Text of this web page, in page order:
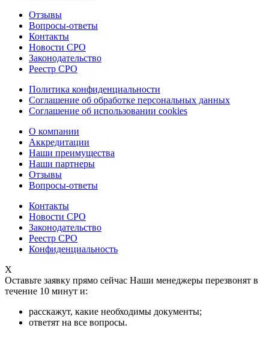
Отзывы
Вопросы-ответы
Контакты
Новости СРО
Законодательство
Реестр СРО
Политика конфиденциальности
Соглашение об обработке персональных данных
Соглашение об использовании cookies
О компании
Аккредитации
Наши преимущества
Наши партнеры
Отзывы
Вопросы-ответы
Контакты
Новости СРО
Законодательство
Реестр СРО
Конфиденциальность
X
Оставьте заявку прямо сейчас Наши менеджеры перезвонят в
течение 10 минут и:
расскажут, какие необходимы документы;
ответят на все вопросы.